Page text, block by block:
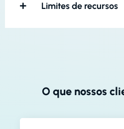
Limites de recursos
O que nossos